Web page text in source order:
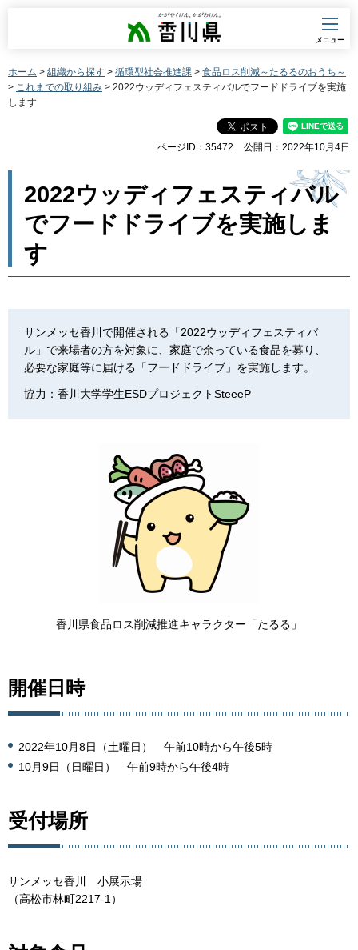
香川県
メニュー
ホーム > 組織から探す > 循環型社会推進課 > 食品ロス削減～たるるのおうち～
> これまでの取り組み > 2022ウッディフェスティバルでフードドライブを実施
します
ページID：35472 公開日：2022年10月4日
2022ウッディフェスティバル
でフードドライブを実施しま
す
サンメッセ香川で開催される「2022ウッディフェスティバ
ル」で来場者の方を対象に、家庭で余っている食品を募り、
必要な家庭等に届ける「フードドライブ」を実施します。
協力：香川大学学生ESDプロジェクトSteeeP
香川県食品ロス削減推進キャラクター「たるる」
開催日時
2022年10月8日（土曜日） 午前10時から午後5時
10月9日（日曜日） 午前9時から午後4時
受付場所
サンメッセ香川 小展示場
（高松市林町2217-1）